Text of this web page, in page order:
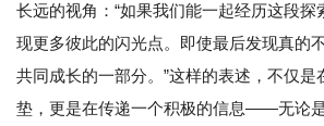
长远的视角：“如果我们能一起经历这段探
现更多彼此的闪光点。即使最后发现真的
共同成长的一部分。”这样的表述，不仅是
垫，更是在传递一个积极的信息——无论